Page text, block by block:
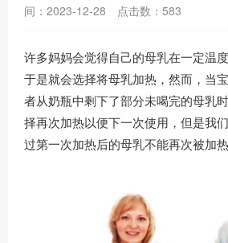
间：2023-12-28
点击数： 583
许多妈妈会觉得自己的母乳在一定温
于是就会选择将母乳加热，然而，当
者从奶瓶中剩下了部分未喝完的母乳
择再次加热以便下一次使用，但是我
过第一次加热后的母乳不能再次被加热